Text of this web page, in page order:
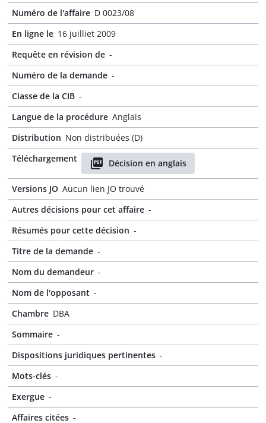
Numéro de l'affaire D 0023/08
En ligne le 16 juilliet 2009
Requête en révision de -
Numéro de la demande -
Classe de la CIB -
Langue de la procédure Anglais
Distribution Non distribuées (D)
Téléchargement
Décision en anglais
Versions JO Aucun lien JO trouvé
Autres décisions pour cet affaire -
Résumés pour cette décision -
Titre de la demande -
Nom du demandeur -
Nom de l'opposant -
Chambre DBA
Sommaire -
Dispositions juridiques pertinentes -
Mots-clés -
Exergue -
Affaires citées -